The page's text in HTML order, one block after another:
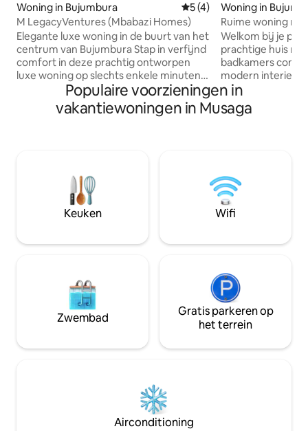
Woning in Bujumbura Gemiddelde beoordeling
5 (4)
M LegacyVentures (Mbabazi Homes)
Elegante luxe woning in de buurt van het
centrum van Bujumbura Stap in verfijnd
comfort in deze prachtig ontworpen
luxe woning op slechts enkele minuten
van het centrum van Bujumbura. Dit
hele huis is zorgvuldig ingericht voor
ontspanning en warmte en biedt een
privéparkeergelegenheid voor maximaal
vier auto's op het terrein. Perfect voor
gezinnen, stellen of soloreizigers die op
zoek zijn naar verfijning.
Woning in
Ruime woning
Welkom bij je
prachtige huis
badkamers
modern interieur
comfort die
ontspannende
het gevuld met
vrienden, onze
ontworpen om
voldoen. Kom de
gemak en
Populaire voorzieningen in
vakantiewoningen in Musaga
Keuken Wifi
Zwembad
Gratis parkeren op
het terrein
Airconditioning